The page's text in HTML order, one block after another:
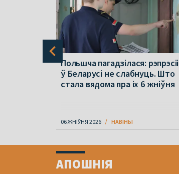
Польшча пагадзілася: рэпрэсіі
ў Беларусі не слабнуць. Што
стала вядома пра іх 6 жніўня
06 ЖНІЎНЯ 2026 НАВІНЫ
ofАПОШНІЯ